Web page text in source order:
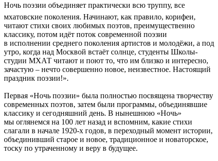
Ночь поэзии объединяет практически всю труппу, все
мхатовские поколения. Начинают, как правило, корифеи,
читают стихи своих любимых поэтов, преимущественно
классику, потом идёт поток современной поэзии
в исполнении среднего поколения артистов и молодёжи, а под
утро, когда над Москвой встаёт солнце, студенты Школы-
студии МХАТ читают и поют то, что им близко и интересно,
зачастую – нечто совершенно новое, неизвестное. Настоящий
праздник поэзии!».
Первая «Ночь поэзии» была полностью посвящена творчеству
современных поэтов, затем были программы, объединявшие
классику и сегодняшний день. В нынешнюю «Ночь»
мы оглянемся на 100 лет назад и вспомним, какие стихи
слагали в начале 1920-х годов, в переходный момент истории,
объединивший старое и новое, традиционное и новаторское,
тоску по утраченному и веру в будущее.